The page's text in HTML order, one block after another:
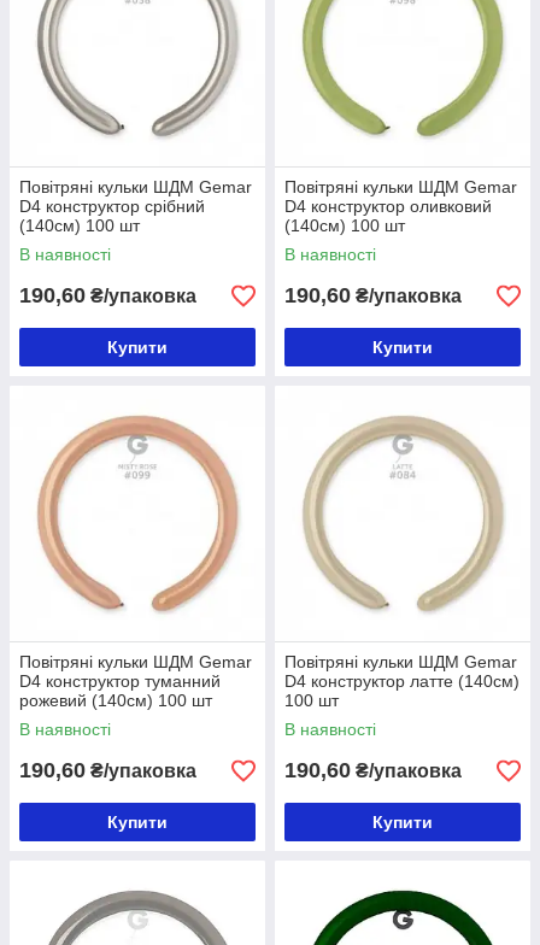
Повітряні кульки ШДМ Gemar
D4 конструктор срібний
(140см) 100 шт
В наявності
190,60 ₴/упаковка
Купити
Повітряні кульки ШДМ Gemar
D4 конструктор оливковий
(140см) 100 шт
В наявності
190,60 ₴/упаковка
Купити
Повітряні кульки ШДМ Gemar
D4 конструктор туманний
рожевий (140см) 100 шт
В наявності
190,60 ₴/упаковка
Купити
Повітряні кульки ШДМ Gemar
D4 конструктор латте (140см)
100 шт
В наявності
190,60 ₴/упаковка
Купити